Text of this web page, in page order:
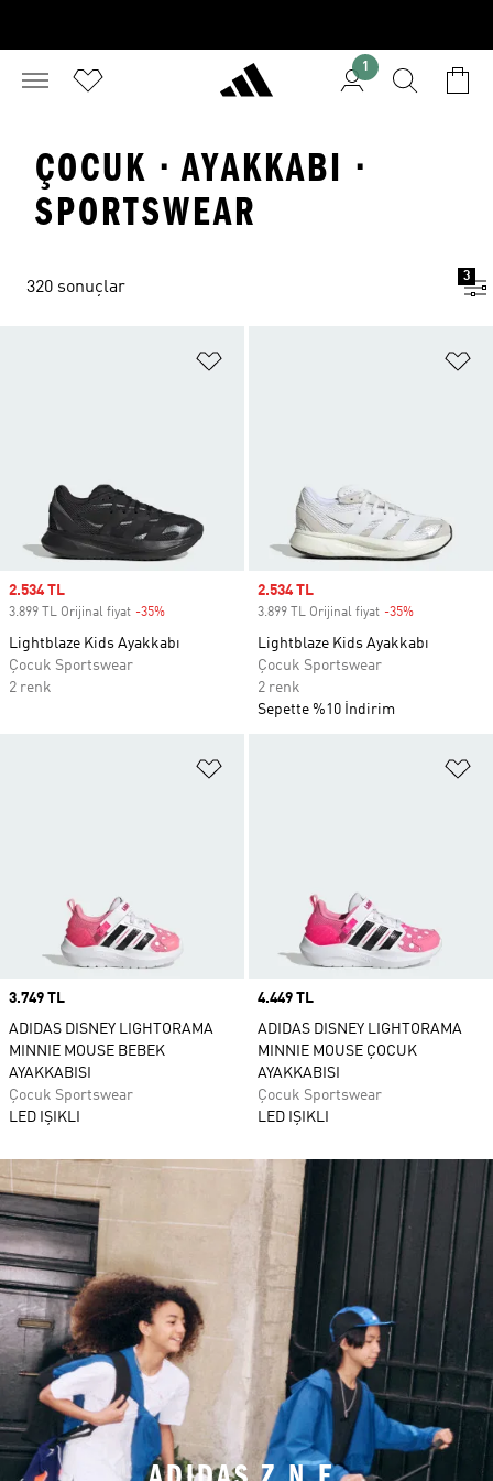
1
ÇOCUK · AYAKKABI ·
SPORTSWEAR
320 sonuçlar
3
Sale price
2.534 TL
3.899 TL Orijinal fiyat -35%
Lightblaze Kids Ayakkabı
Çocuk Sportswear
2 renk
Sale price
2.534 TL
3.899 TL Orijinal fiyat -35%
Lightblaze Kids Ayakkabı
Çocuk Sportswear
2 renk
Sepette %10 İndirim
Price
3.749 TL
ADIDAS DISNEY LIGHTORAMA
MINNIE MOUSE BEBEK
AYAKKABISI
Çocuk Sportswear
LED IŞIKLI
Price
4.449 TL
ADIDAS DISNEY LIGHTORAMA
MINNIE MOUSE ÇOCUK
AYAKKABISI
Çocuk Sportswear
LED IŞIKLI